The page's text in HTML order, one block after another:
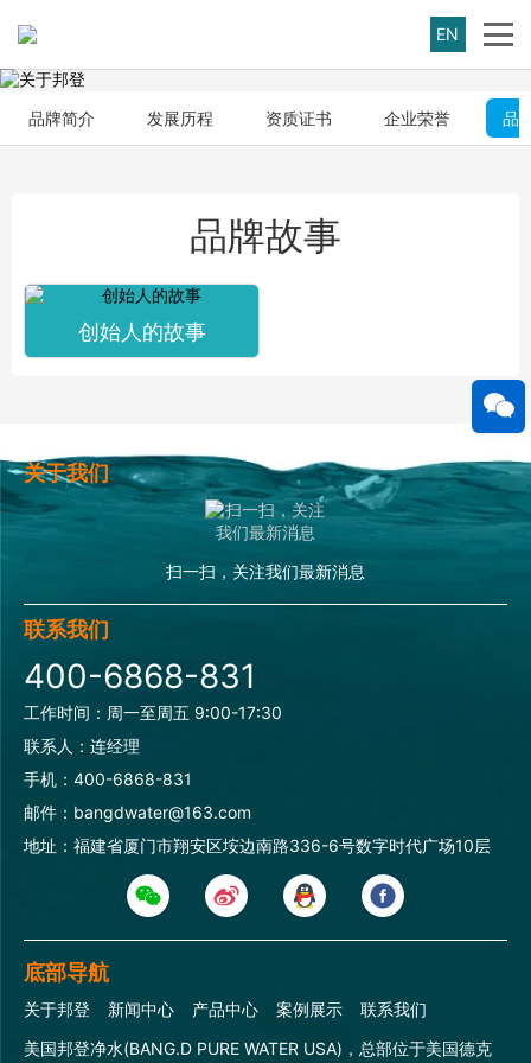
EN
品牌简介 发展历程 资质证书 企业荣誉 品
品牌故事
创始人的故事
关于我们
扫一扫，关注我们最新消息
联系我们
400-6868-831
工作时间：周一至周五 9:00-17:30
联系人：连经理
手机：400-6868-831
邮件：bangdwater@163.com
地址：福建省厦门市翔安区垵边南路336-6号数字时代广场10层
底部导航
关于邦登 新闻中心 产品中心 案例展示
联系我们
美国邦登净水(BANG.D PURE WATER USA)，总部位于美国德克